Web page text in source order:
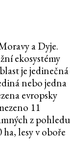
a Dyje.
ekosystémy
je
nebo jedna
evropsky
11
z pohledu
lesy v oboře